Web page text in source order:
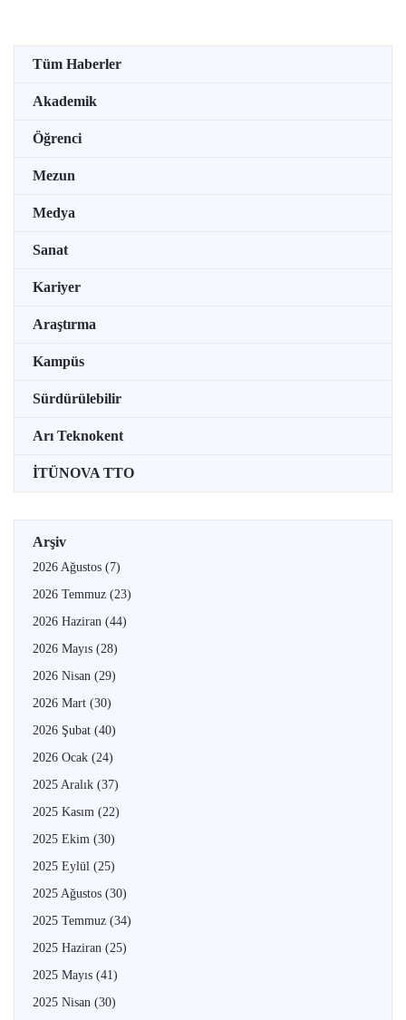
Tüm Haberler
Akademik
Öğrenci
Mezun
Medya
Sanat
Kariyer
Araştırma
Kampüs
Sürdürülebilir
Arı Teknokent
İTÜNOVA TTO
Arşiv
2026 Ağustos (7)
2026 Temmuz (23)
2026 Haziran (44)
2026 Mayıs (28)
2026 Nisan (29)
2026 Mart (30)
2026 Şubat (40)
2026 Ocak (24)
2025 Aralık (37)
2025 Kasım (22)
2025 Ekim (30)
2025 Eylül (25)
2025 Ağustos (30)
2025 Temmuz (34)
2025 Haziran (25)
2025 Mayıs (41)
2025 Nisan (30)